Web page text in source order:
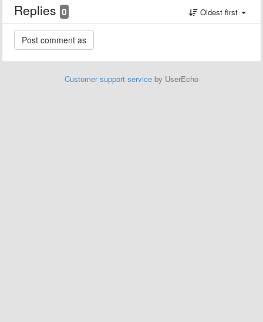
Replies 0 Oldest first
Customer support service by UserEcho